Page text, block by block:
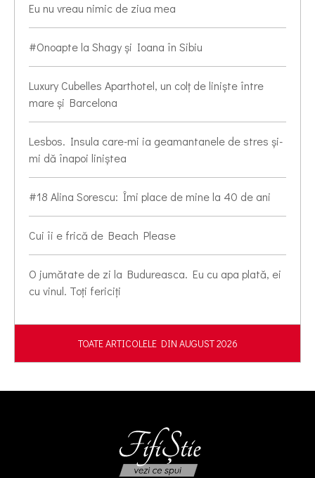
Eu nu vreau nimic de ziua mea
#Onoapte la Shagy și Ioana în Sibiu
Luxury Cubelles Aparthotel, un colț de liniște între
mare și Barcelona
Lesbos. Insula care-mi ia geamantanele de stres și-
mi dă înapoi liniștea
#18 Alina Sorescu: Îmi place de mine la 40 de ani
Cui îi e frică de Beach Please
O jumătate de zi la Budureasca. Eu cu apa plată, ei
cu vinul. Toți fericiți
TOATE ARTICOLELE DIN AUGUST 2026